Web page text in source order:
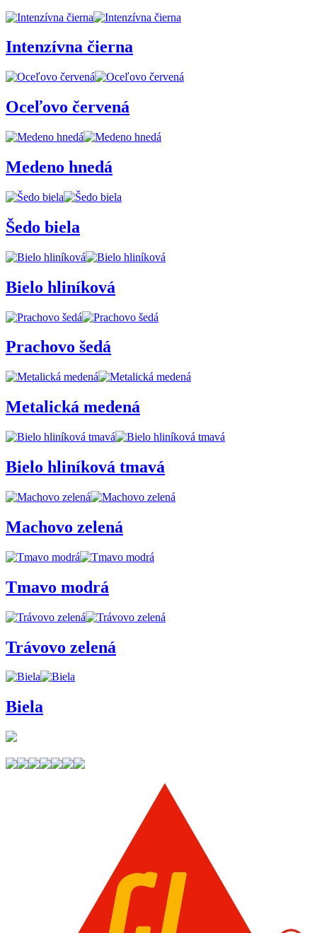
Intenzívna čierna
Oceľovo červená
Medeno hnedá
Šedo biela
Bielo hliníková
Prachovo šedá
Metalická medená
Bielo hliníková tmavá
Machovo zelená
Tmavo modrá
Trávovo zelená
Biela